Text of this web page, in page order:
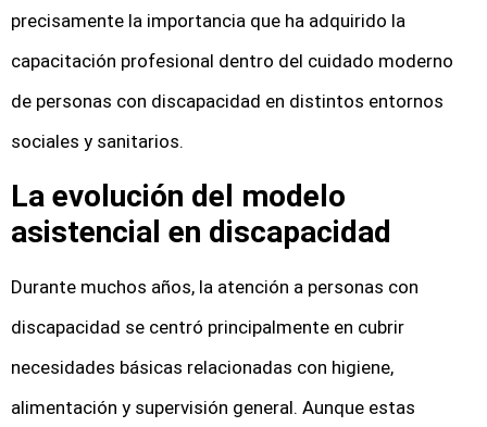
precisamente la importancia que ha adquirido la
capacitación profesional dentro del cuidado moderno
de personas con discapacidad en distintos entornos
sociales y sanitarios.
La evolución del modelo
asistencial en discapacidad
Durante muchos años, la atención a personas con
discapacidad se centró principalmente en cubrir
necesidades básicas relacionadas con higiene,
alimentación y supervisión general. Aunque estas